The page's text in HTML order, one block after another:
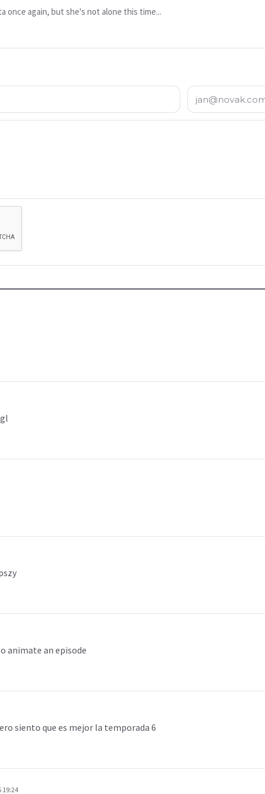
once again, but she's not alone this time...
E-mail: *
animate an episode
siento que es mejor la temporada 6
19:24